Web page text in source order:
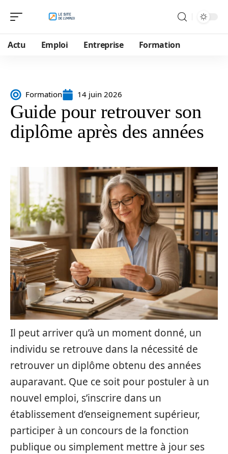
Actu Emploi Entreprise Formation
Formation 14 juin 2026
Guide pour retrouver son
diplôme après des années
Il peut arriver qu’à un moment donné, un
individu se retrouve dans la nécessité de
retrouver un diplôme obtenu des années
auparavant. Que ce soit pour postuler à un
nouvel emploi, s’inscrire dans un
établissement d’enseignement supérieur,
participer à un concours de la fonction
publique ou simplement mettre à jour ses